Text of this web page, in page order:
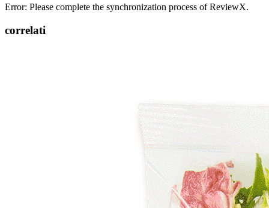
Error: Please complete the synchronization process of ReviewX.
correlati